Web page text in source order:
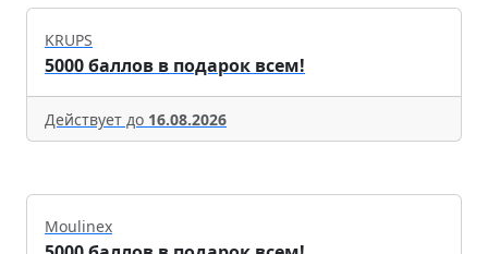
KRUPS
5000 баллов в подарок всем!
Действует до 16.08.2026
Moulinex